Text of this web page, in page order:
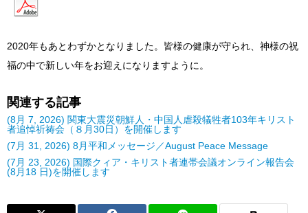
2020年もあとわずかとなりました。皆様の健康が守られ、神様の祝
福の中で新しい年をお迎えになりますように。
関連する記事
(8月 7, 2026) 関東大震災朝鮮人・中国人虐殺犠牲者103年キリスト
者追悼祈祷会（８月30日）を開催します
(7月 31, 2026) 8月平和メッセージ／August Peace Message
(7月 23, 2026) 国際クィア・キリスト者連帯会議オンライン報告会
(8月18 日)を開催します